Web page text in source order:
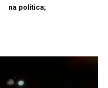
na política;